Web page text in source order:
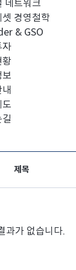
네트워크
셋 경영철학
& GSO
자
황
제목
과가 없습니다.